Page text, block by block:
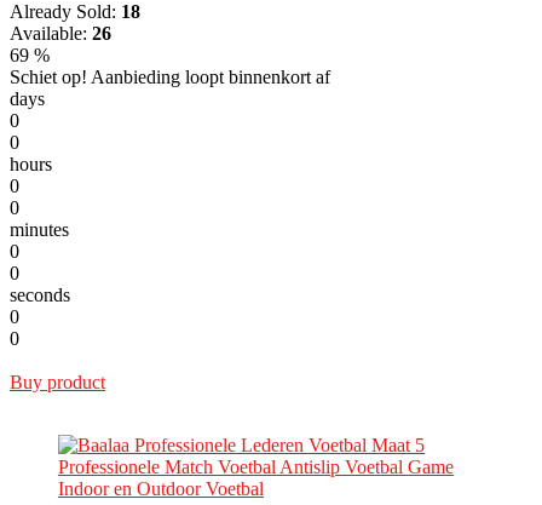
Already Sold: 18
Available: 26
69 %
Schiet op! Aanbieding loopt binnenkort af
days
0
0
hours
0
0
minutes
0
0
seconds
0
0
Buy product